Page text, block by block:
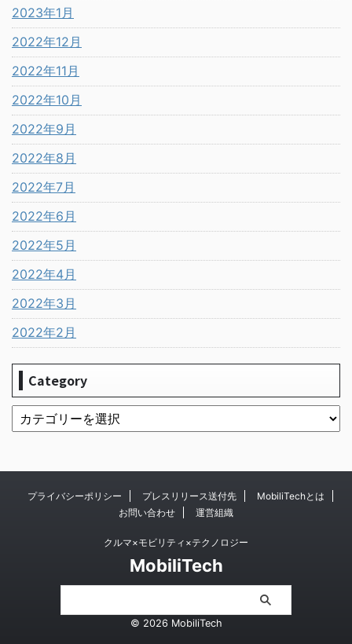
2023年1月
2022年12月
2022年11月
2022年10月
2022年9月
2022年8月
2022年7月
2022年6月
2022年5月
2022年4月
2022年3月
2022年2月
Category
プライバシーポリシー プレスリリース送付先
MobiliTechとは
お問い合わせ
運営組織
クルマ×モビリティ×テクノロジー
MobiliTech
© 2026 MobiliTech